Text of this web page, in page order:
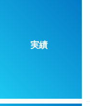
実績